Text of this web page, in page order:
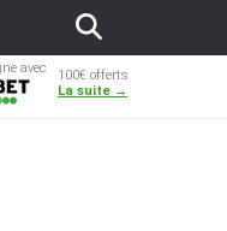
avec
100€ offerts
La suite →